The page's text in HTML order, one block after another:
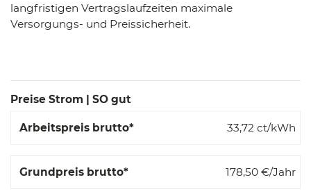
langfristigen Vertragslaufzeiten maximale
Versorgungs- und Preissicherheit.
Preise Strom | SO gut
33,72 ct/kWh
178,50 €/Jahr